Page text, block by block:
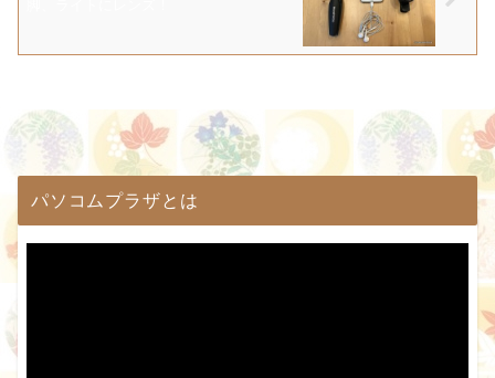
パソコムプラザとは